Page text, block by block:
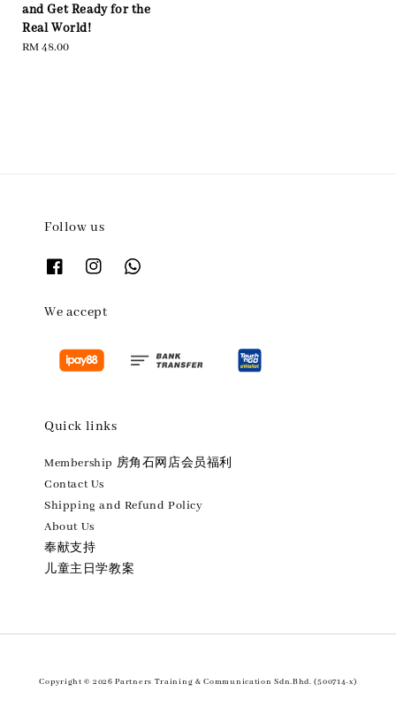
and Get Ready for the
Real World!
Regular
RM 48.00
Follow us
We accept
Quick links
Membership 房角石网店会员福利
Contact Us
Shipping and Refund Policy
About Us
奉献支持
儿童主日学教案
Copyright © 2026 Partners Training & Communication Sdn.Bhd. (500714-x)